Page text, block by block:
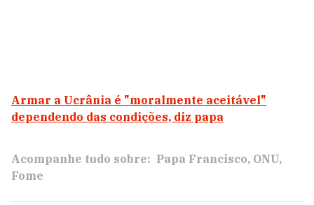
Armar a Ucrânia é "moralmente aceitável"
dependendo das condições, diz papa
Acompanhe tudo sobre: Papa Francisco ONU
Fome